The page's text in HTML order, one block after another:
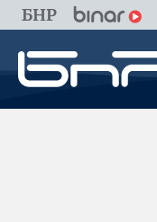
БНР